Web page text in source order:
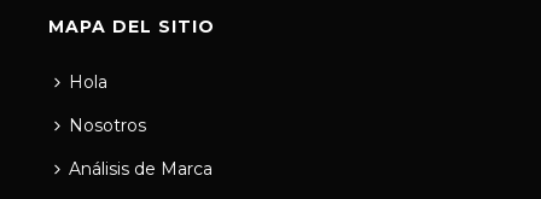
MAPA DEL SITIO
Hola
Nosotros
Análisis de Marca